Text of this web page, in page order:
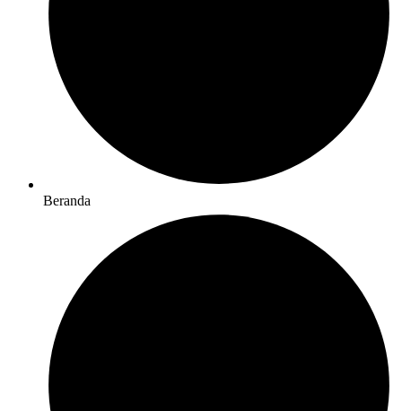
Beranda